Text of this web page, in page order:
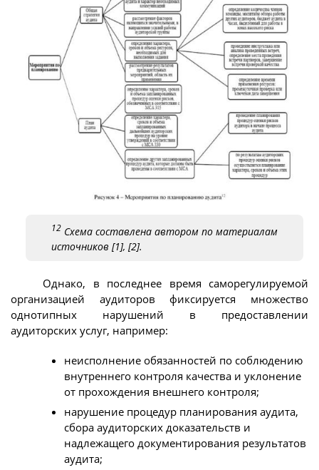
12 Схема составлена автором по материалам
источников [1], [2].
Однако, в последнее время саморегулируемой
организацией аудиторов фиксируется множество
однотипных нарушений в предоставлении
аудиторских услуг, например:
неисполнение обязанностей по соблюдению
внутреннего контроля качества и уклонение
от прохождения внешнего контроля;
нарушение процедур планирования аудита,
сбора аудиторских доказательств и
надлежащего документирования результатов
аудита;